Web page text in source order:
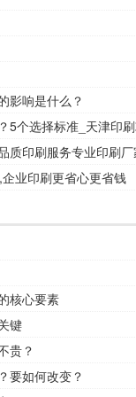
影响是什么？
5个选择标准_天津印
质印刷服务专业印刷
业印刷更省心更省钱
核心要素
键
贵？
要如何改变？